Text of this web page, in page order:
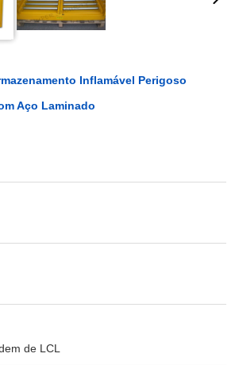
Inflamável Perigoso
Aço Laminado
de LCL